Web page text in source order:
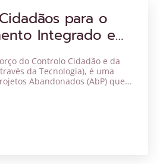
para o
Integrado e
do Controlo Cidadão e da
da Tecnologia), é uma
Abandonados (AbP) que
abandonados no Sudeste.